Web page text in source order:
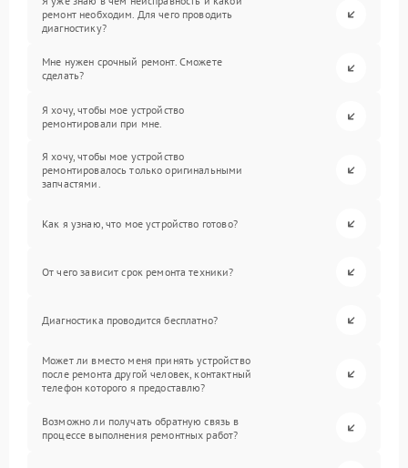
ремонт необходим. Для чего проводить
диагностику?
Мне нужен срочный ремонт. Сможете
сделать?
Я хочу, чтобы мое устройство
ремонтировали при мне.
Я хочу, чтобы мое устройство
ремонтировалось только оригинальными
запчастями.
Как я узнаю, что мое устройство готово?
От чего зависит срок ремонта техники?
Диагностика проводится бесплатно?
Может ли вместо меня принять устройство
после ремонта другой человек, контактный
телефон которого я предоставлю?
Возможно ли получать обратную связь в
процессе выполнения ремонтных работ?